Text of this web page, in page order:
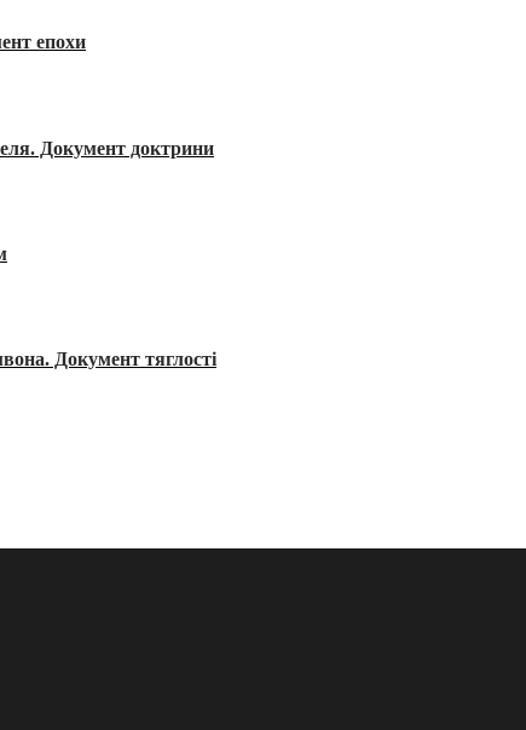
епохи
Документ доктрини
Документ тяглості